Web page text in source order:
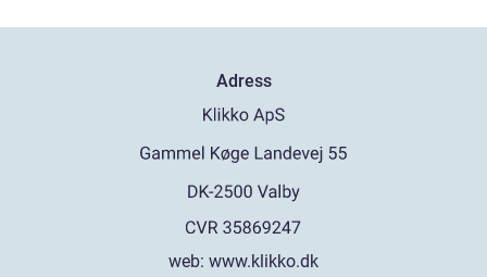
Adress
web: www.klikko.dk